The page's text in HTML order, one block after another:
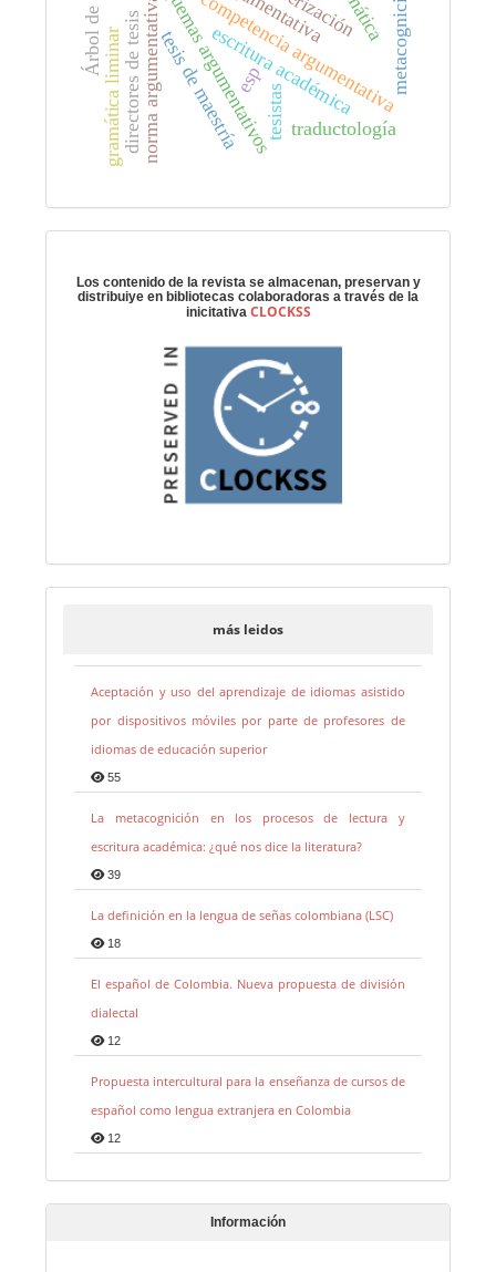
competencia argumentativa
esquemas argumentativos
norma argumentativa metacognición
escritura académica
tesis de maestría
directores de tesis tesistas
gramática liminar traductología
esp
Los contenido de la revista se almacenan, preservan y
distribuiye en bibliotecas colaboradoras a través de la
inicitativa CLOCKSS
más leidos
Aceptación y uso del aprendizaje de idiomas asistido
por dispositivos móviles por parte de profesores de
idiomas de educación superior
55
La metacognición en los procesos de lectura y
escritura académica: ¿qué nos dice la literatura?
39
La definición en la lengua de señas colombiana (LSC)
18
El español de Colombia. Nueva propuesta de división
dialectal
12
Propuesta intercultural para la enseñanza de cursos de
español como lengua extranjera en Colombia
12
Información